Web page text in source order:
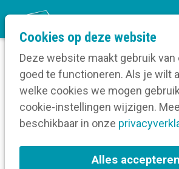
Cookies op deze website
Deze website maakt gebruik
goed te functioneren. Als je wilt
welke cookies we mogen
cookie-instellingen wijzigen.
beschikbaar in onze
Alles accepteren
Home
Berichten over
Berichten over
Audiovisueel